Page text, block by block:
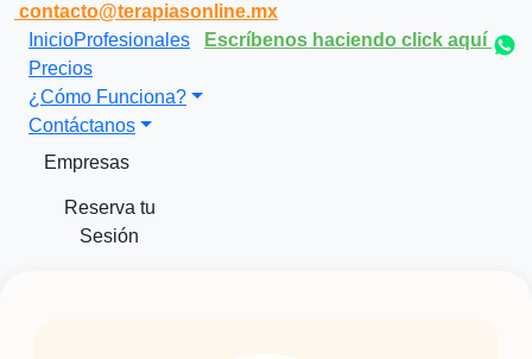
contacto@terapiasonline.mx
Escríbenos haciendo click aquí
InicioProfesionales
Precios
¿Cómo Funciona?
Contáctanos
Empresas
Reserva tu
Sesión